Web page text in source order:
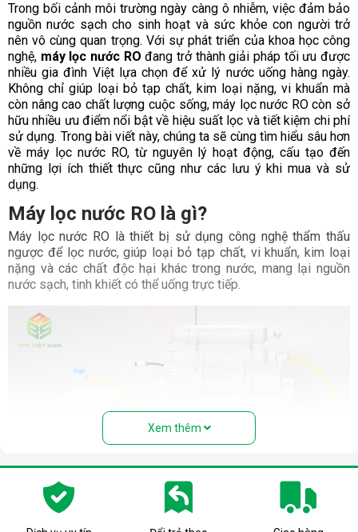
Trong bối cảnh môi trường ngày càng ô nhiễm, việc đảm bảo
nguồn nước sạch cho sinh hoạt và sức khỏe con người trở
nên vô cùng quan trọng. Với sự phát triển của khoa học công
nghệ, máy lọc nước RO đang trở thành giải pháp tối ưu được
nhiều gia đình Việt lựa chọn để xử lý nước uống hàng ngày.
Không chỉ giúp loại bỏ tạp chất, kim loại nặng, vi khuẩn mà
còn nâng cao chất lượng cuộc sống, máy lọc nước RO còn sở
hữu nhiều ưu điểm nổi bật về hiệu suất lọc và tiết kiệm chi phí
sử dụng. Trong bài viết này, chúng ta sẽ cùng tìm hiểu sâu hơn
về máy lọc nước RO, từ nguyên lý hoạt động, cấu tạo đến
những lợi ích thiết thực cũng như các lưu ý khi mua và sử
dụng.
Máy lọc nước RO là gì?
Máy lọc nước RO là thiết bị sử dụng công nghệ thẩm thấu
ngược để lọc nước, giúp loại bỏ tạp chất, vi khuẩn, kim loại
nặng và các chất độc hại khác trong nước, mang lại nguồn
nước sạch, tinh khiết có thể uống trực tiếp.
Xem thêm